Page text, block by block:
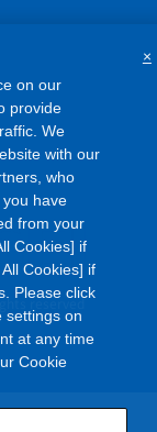
reserved
on our
provide
We
with our
who
have
from your
Cookies] if
Cookies] if
Please click
settings on
at any time
Cookie
×